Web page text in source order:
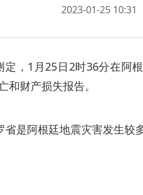
2023-01-25 10:31
，1月25日2时36分在阿
和财产损失报告。
是阿根廷地震灾害发生较